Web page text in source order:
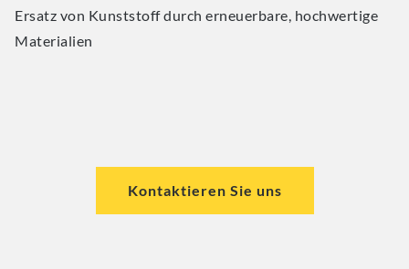
Ersatz von Kunststoff durch erneuerbare, hochwertige
Materialien
Kontaktieren Sie uns